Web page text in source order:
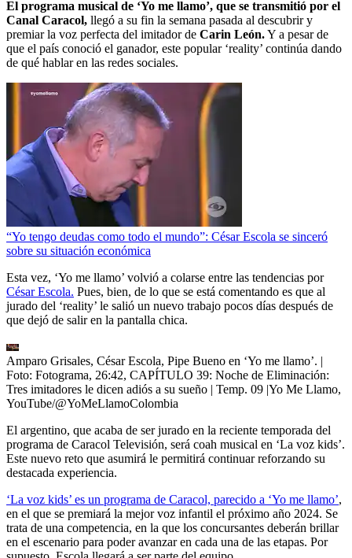
El programa musical de ‘Yo me llamo’, que se transmitió por el
Canal Caracol, llegó a su fin la semana pasada al descubrir y
premiar la voz perfecta del imitador de Carin León.Y a pesar de
que el país conoció el ganador, este popular ‘reality’ continúa dando
de qué hablar en las redes sociales.
“Yo tengo deudas como todo el mundo”: César Escola se sinceró
sobre su situación económica
Esta vez, ‘Yo me llamo’ volvió a colarse entre las tendencias por
César Escola. Pues, bien, de lo que se está comentando es que al
jurado del ‘reality’ le salió un nuevo trabajo pocos días después de
que dejó de salir en la pantalla chica.
Amparo Grisales, César Escola, Pipe Bueno en ‘Yo me llamo’. |
Foto: Fotograma, 26:42, CAPÍTULO 39: Noche de Eliminación:
Tres imitadores le dicen adiós a su sueño | Temp. 09 |Yo Me Llamo,
YouTube/@YoMeLlamoColombia
El argentino, que acaba de ser jurado en la reciente temporada del
programa de Caracol Televisión, será coah musical en ‘La voz kids’.
Este nuevo reto que asumirá le permitirá continuar reforzando su
destacada experiencia.
‘La voz kids’ es un programa de Caracol, parecido a ‘Yo me llamo’,
en el que se premiará la mejor voz infantil el próximo año 2024. Se
trata de una competencia, en la que los concursantes deberán brillar
en el escenario para poder avanzar en cada una de las etapas. Por